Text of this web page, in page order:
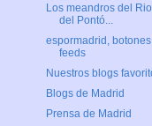
Los meandros del
del Pontó...
espormadrid,
feeds
Nuestros blogs
Blogs de Madrid
Prensa de Madrid